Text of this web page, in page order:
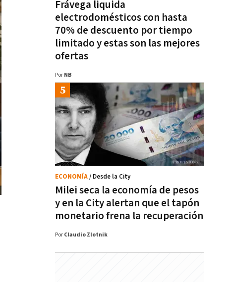
Frávega liquida
electrodomésticos con hasta
70% de descuento por tiempo
limitado y estas son las mejores
ofertas
Por NB
Milei seca la economía de pesos
y en la City alertan que el tapón
monetario frena la recuperación
ECONOMÍA/ Desde la City
Por Claudio Zlotnik